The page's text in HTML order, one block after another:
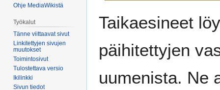
navigaatioon
hakuun
Taikaesineet
päihitettyjen
uumenista. Ne
Ohje MediaWikistä
Työkalut
Tänne viittaavat sivut
Linkitettyjen sivujen
muutokset
Toimintosivut
Tulostettava versio
Ikilinkki
Sivun tiedot